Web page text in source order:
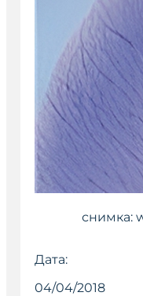
снимка:
Дата:
04/04/2018